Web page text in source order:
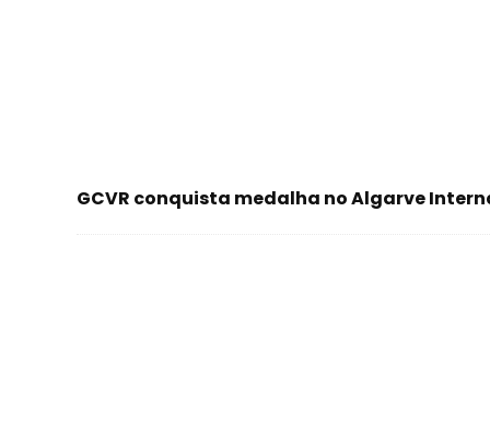
GCVR conquista medalha no Algarve